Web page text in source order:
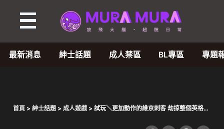
最新消息 紳士話題 成人禁區 BL專區 專題
首頁 > 紳士話題> 成人遊戲> 試玩＼更加動作的維京刺客 劫掠整個英格蘭